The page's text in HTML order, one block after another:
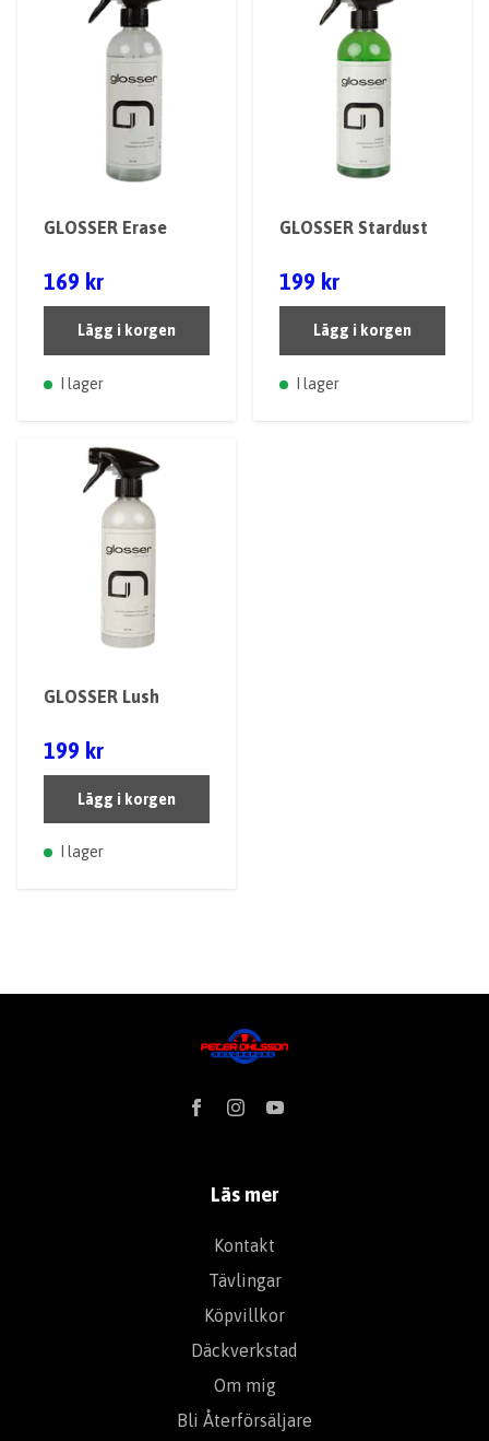
GLOSSER Erase
169 kr
Lägg i korgen
I lager
GLOSSER Stardust
199 kr
Lägg i korgen
I lager
GLOSSER Lush
199 kr
Lägg i korgen
I lager
Läs mer
Kontakt
Tävlingar
Köpvillkor
Däckverkstad
Om mig
Bli Återförsäljare